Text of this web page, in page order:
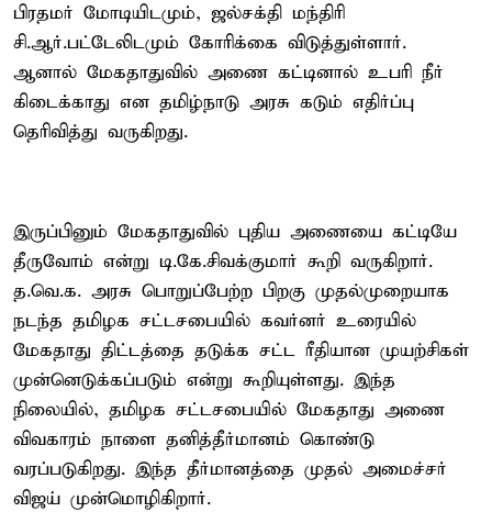
பிரதமர் மோடியிடமும், ஜல்சக்தி மந்திரி
சி.ஆர்.பட்டேலிடமும் கோரிக்கை விடுத்துள்ளார்.
ஆனால் மேகதாதுவில் அணை கட்டினால் உபரி நீர்
கிடைக்காது என தமிழ்நாடு அரசு கடும் எதிர்ப்பு
தெரிவித்து வருகிறது.
இருப்பினும் மேகதாதுவில் புதிய அணையை கட்டியே
தீருவோம் என்று டி.கே.சிவக்குமார் கூறி வருகிறார்.
த.வெ.க. அரசு பொறுப்பேற்ற பிறகு முதல்முறையாக
நடந்த தமிழக சட்டசபையில் கவர்னர் உரையில்
மேகதாது திட்டத்தை தடுக்க சட்ட ரீதியான முயற்சிகள்
முன்னெடுக்கப்படும் என்று கூறியுள்ளது. இந்த
நிலையில், தமிழக சட்டசபையில் மேகதாது அணை
விவகாரம் நாளை தனித்தீர்மானம் கொண்டு
வரப்படுகிறது. இந்த தீர்மானத்தை முதல் அமைச்சர்
விஜய் முன்மொழிகிறார்.